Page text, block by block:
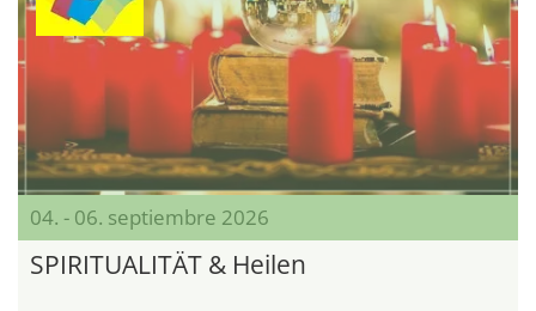
04. - 06. septiembre 2026
SPIRITUALITÄT & Heilen